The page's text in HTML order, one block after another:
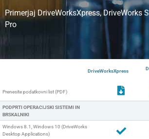
Primerjaj DriveWorksXpress, DriveWorks
Pro
DriveWorksXpress
Prenesite podatkovni list (PDF)
PODPRTI OPERACIJSKI SISTEMI IN
BRSKALNIKI
Windows 8.1, Windows 10 (DriveWorks
Desktop Applications)